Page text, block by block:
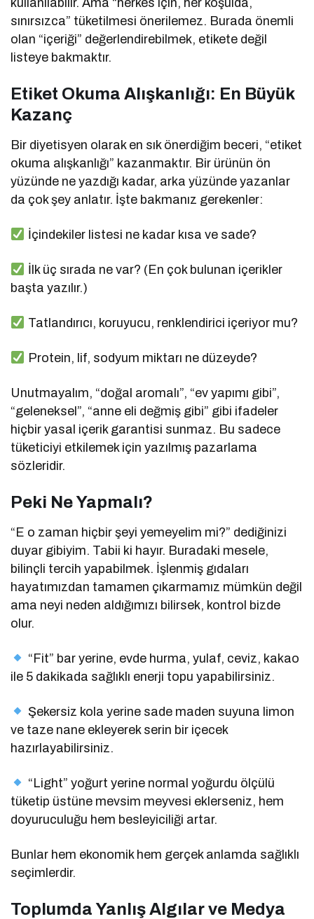
sınırsızca” tüketilmesi önerilemez. Burada önemli
olan “içeriği” değerlendirebilmek, etikete değil
listeye bakmaktır.
Etiket Okuma Alışkanlığı: En Büyük
Kazanç
Bir diyetisyen olarak en sık önerdiğim beceri, “etiket
okuma alışkanlığı” kazanmaktır. Bir ürünün ön
yüzünde ne yazdığı kadar, arka yüzünde yazanlar
da çok şey anlatır. İşte bakmanız gerekenler:
İçindekiler listesi ne kadar kısa ve sade?
İlk üç sırada ne var? (En çok bulunan içerikler
başta yazılır.)
Tatlandırıcı, koruyucu, renklendirici içeriyor mu?
Protein, lif, sodyum miktarı ne düzeyde?
Unutmayalım, “doğal aromalı”, “ev yapımı gibi”,
“geleneksel”, “anne eli değmiş gibi” gibi ifadeler
hiçbir yasal içerik garantisi sunmaz. Bu sadece
tüketiciyi etkilemek için yazılmış pazarlama
sözleridir.
Peki Ne Yapmalı?
“E o zaman hiçbir şeyi yemeyelim mi?” dediğinizi
duyar gibiyim. Tabii ki hayır. Buradaki mesele,
bilinçli tercih yapabilmek. İşlenmiş gıdaları
hayatımızdan tamamen çıkarmamız mümkün değil
ama neyi neden aldığımızı bilirsek, kontrol bizde
olur.
“Fit” bar yerine, evde hurma, yulaf, ceviz, kakao
ile 5 dakikada sağlıklı enerji topu yapabilirsiniz.
Şekersiz kola yerine sade maden suyuna limon
ve taze nane ekleyerek serin bir içecek
hazırlayabilirsiniz.
“Light” yoğurt yerine normal yoğurdu ölçülü
tüketip üstüne mevsim meyvesi eklerseniz, hem
doyuruculuğu hem besleyiciliği artar.
Bunlar hem ekonomik hem gerçek anlamda sağlıklı
seçimlerdir.
Toplumda Yanlış Algılar ve Medya